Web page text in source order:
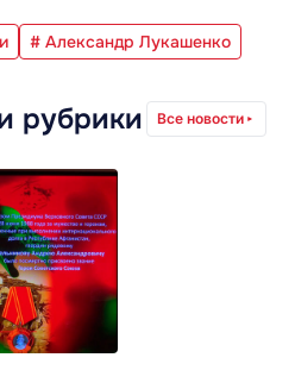
# Александр Лукашенко
рубрики Все новости